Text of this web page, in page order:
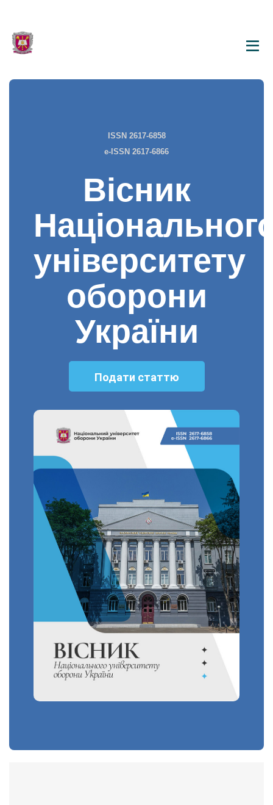
ISSN 2617-6858
e-ISSN 2617-6866
Вісник
університету
оборони
України
Подати статтю